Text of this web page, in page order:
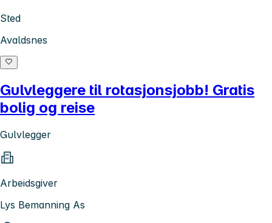
Sted
Avaldsnes
Gulvleggere til rotasjonsjobb! Gratis
bolig og reise
Gulvlegger
Arbeidsgiver
Lys Bemanning As